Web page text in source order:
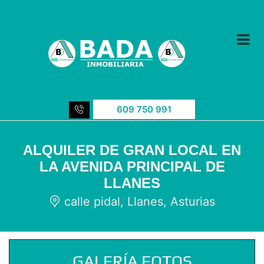
609 750 991
ALQUILER DE GRAN LOCAL EN
LA AVENIDA PRINCIPAL DE
LLANES
calle pidal, Llanes, Asturias